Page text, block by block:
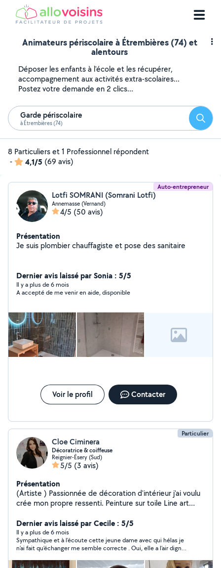
Animateurs périscolaire à Étrembières (74) et
alentours
Déposer les enfants à l'école et les récupérer,
accompagnement aux activités extra-scolaires...
Postez votre demande en 2 clics...
Garde périscolaire
à Étrembières (74)
8 Particuliers et 1 Professionnel répondent
-
4,1/5 (69 avis)
Auto-entrepreneur
Lotfi SOMRANI (Somrani Lotfi)
Annemasse (Vernand)
4/5 (50 avis)
Présentation
Je suis plombier chauffagiste et pose des sanitaire
Dernier avis laissé par Sonia : 5/5
Il y a plus de 6 mois
A accepté de me venir en aide, disponible
Voir le profil Contacter
Particulier
Cloe Ciminera
Décoratrice & coiffeuse
Reignier-Ésery (Sud)
5/5 (3 avis)
Présentation
(Artiste ) Passionnée de décoration d'intérieur j'ai voulu
crée mon propre ressenti. Peinture sur toile Line art
proches. Livraison rapide. ( coiffeuse ) diplômée et
passionnée. Je suis très perfectionniste. Hâte de vous
rendre service. ( la garde d'enfant ) un service majeure
pour moi étant maman je suis concernée par ce travail ,
je suis ouverte à toute proposition.
Dernier avis laissé par Cecile : 5/5
Il y a plus de 6 mois
Sympathique et à l’écoute cette jeune dame avec qui hélas je
n’ai fait qu’échanger me semble correcte . Oui, elle a l’air digne